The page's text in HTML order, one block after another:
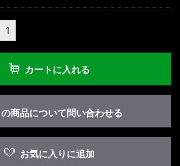
カートに入れる
商品について問い合わせる
お気に入りに追加